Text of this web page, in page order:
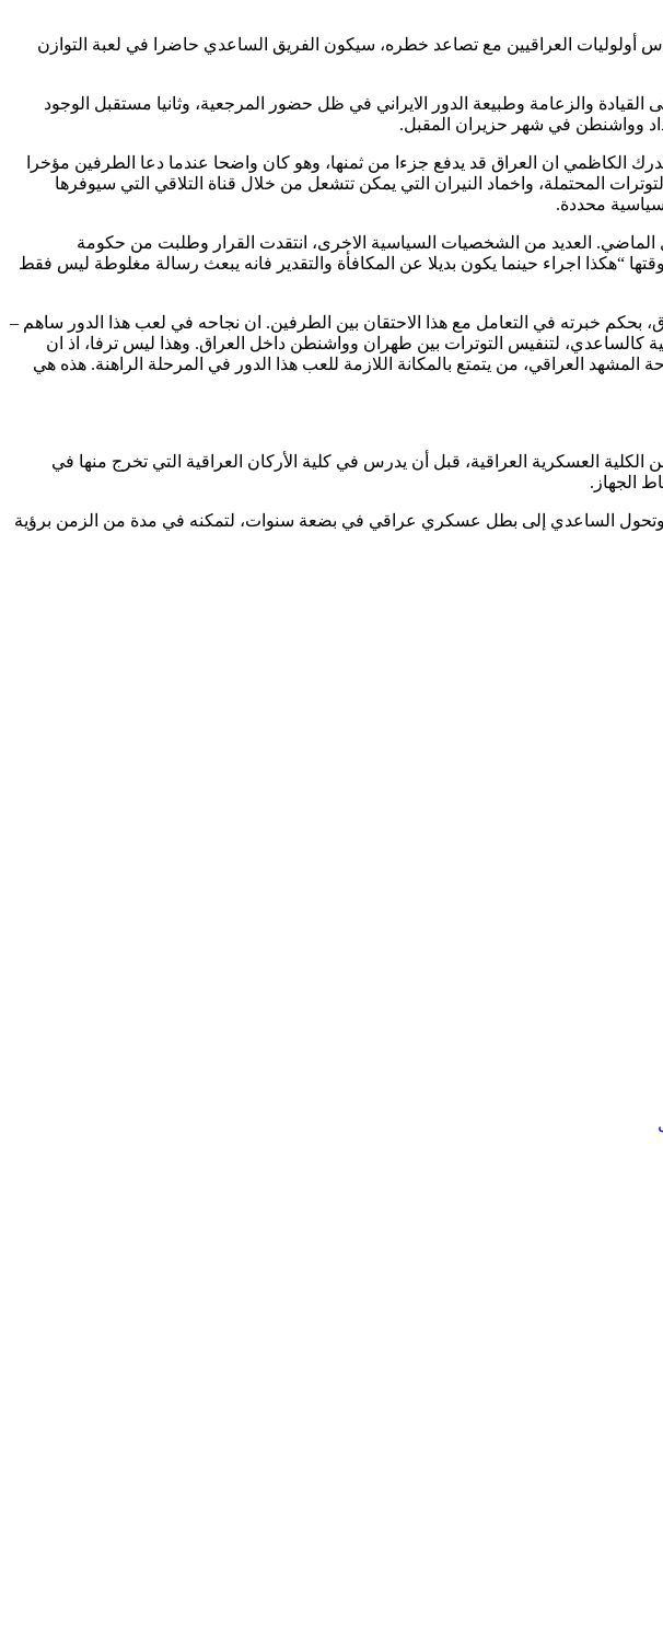
العراقيين مع تصاعد خطره، سيكون الفريق الساعدي حاضرا في لعبة التوازن
والزعامة وطبيعة الدور الايراني في ظل حضور المرجعية، وثانيا مستقبل الوجود
وواشنطن في شهر حزيران المقبل.
الكاظمي ان العراق قد يدفع جزءا من ثمنها، وهو كان واضحا عندما دعا الطرفين مؤخرا
المحتملة، واخماد النيران التي يمكن تتشعل من خلال قناة التلاقي التي سيوفرها
محددة.
العديد من الشخصيات السياسية الاخرى، انتقدت القرار وطلبت من حكومة
“هكذا اجراء حينما يكون بديلا عن المكافأة والتقدير فانه يبعث رسالة مغلوطة ليس فقط
بحكم خبرته في التعامل مع هذا الاحتقان بين الطرفين. ان نجاحه في لعب هذا الدور ساهم –
لتنفيس التوترات بين طهران وواشنطن داخل العراق. وهذا ليس ترفا، اذ ان
المشهد العراقي، من يتمتع بالمكانة اللازمة للعب هذا الدور في المرحلة الراهنة. هذه هي
في الجيش من الكلية العسكرية العراقية، قبل أن يدرس في كلية الأركان العراقية التي تخرج منها في
وتحول الساعدي إلى بطل عسكري عراقي في بضعة سنوات، لتمكنه في مدة من الزمن برؤية